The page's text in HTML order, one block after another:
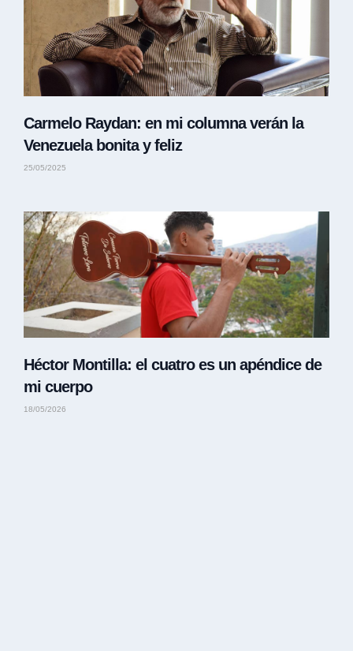
Carmelo Raydan: en mi columna verán la
Venezuela bonita y feliz
25/05/2025
Héctor Montilla: el cuatro es un apéndice de
mi cuerpo
18/05/2026